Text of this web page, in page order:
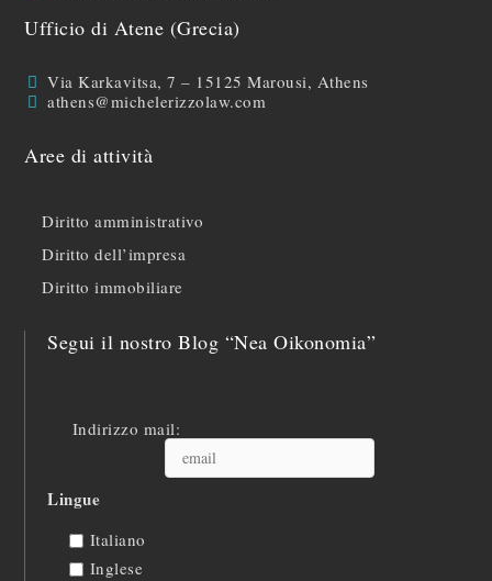
Ufficio di Atene (Grecia)
Via Karkavitsa, 7 – 15125 Marousi, Athens
athens@michelerizzolaw.com
Aree di attività
Diritto amministrativo
Diritto dell’impresa
Diritto immobiliare
Segui il nostro Blog “Nea Oikonomia”
Indirizzo mail:
Lingue
Italiano
Inglese